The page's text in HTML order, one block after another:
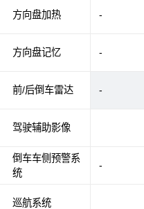
方向盘加热
方向盘记忆
前/后倒车雷达
驾驶辅助影像
倒车车侧预警系
统
巡航系统
-
-
-
-